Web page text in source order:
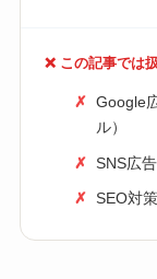
❌ この記事では
Google
ル）
SNS広
SEO対